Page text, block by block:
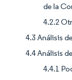
de la
4.2.2
4.3 Análisis
4.4 Análisis
4.4.1